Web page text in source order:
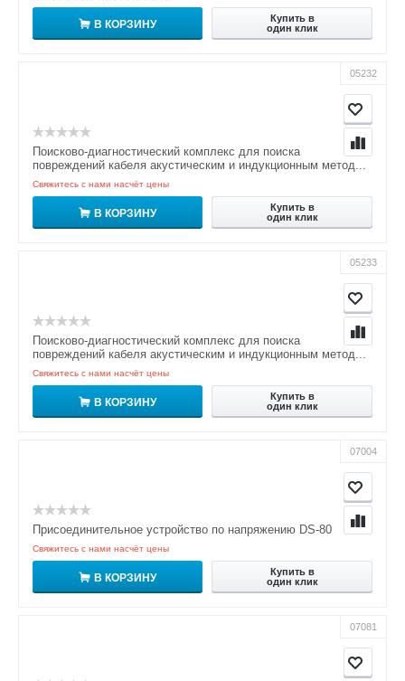
В КОРЗИНУ
Купить в
один клик
05232
Поисково-диагностический комплекс для поиска
повреждений кабеля акустическим и индукционным метод...
Свяжитесь с нами насчёт цены
В КОРЗИНУ
Купить в
один клик
05233
Поисково-диагностический комплекс для поиска
повреждений кабеля акустическим и индукционным метод...
Свяжитесь с нами насчёт цены
В КОРЗИНУ
Купить в
один клик
07004
Присоединительное устройство по напряжению DS-80
Свяжитесь с нами насчёт цены
В КОРЗИНУ
Купить в
один клик
07081